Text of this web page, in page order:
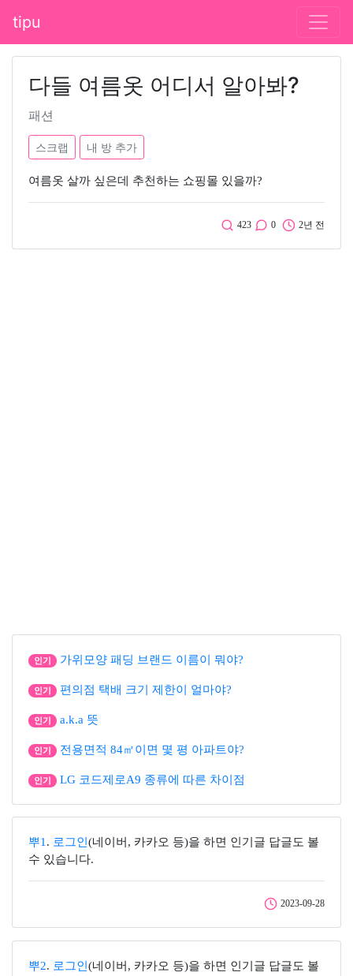
tipu
다들 여름옷 어디서 알아봐?
패션
스크랩 내 방 추가
여름옷 살까 싶은데 추천하는 쇼핑몰 있을까?
423 0 2년 전
인기 가위모양 패딩 브랜드 이름이 뭐야?
인기 편의점 택배 크기 제한이 얼마야?
인기 a.k.a 뜻
인기 전용면적 84㎡이면 몇 평 아파트야?
인기 LG 코드제로A9 종류에 따른 차이점
뿌1 . 로그인 (네이버, 카카오 등)을 하면 인기글 답글도 볼
수 있습니다.
2023-09-28
뿌2. 로그인 (네이버, 카카오 등)을 하면 인기글 답글도 볼